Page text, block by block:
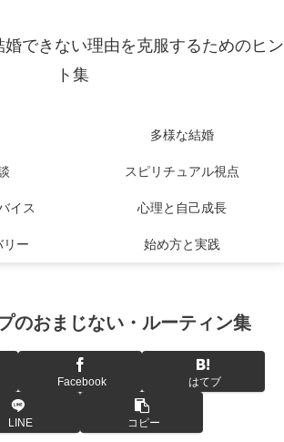
できない理由を克服するためのヒン
ト集
多様な結婚
スピリチュアル視点
イス 心理と自己成長
リー 始め方と実践
のおまじない・ルーティン集
Facebook はてブ
LINE コピー